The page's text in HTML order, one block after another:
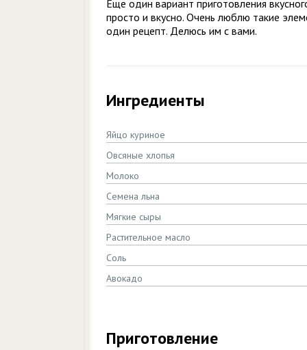
Еще один вариант приготовления
просто и вкусно. Очень люблю такие
один рецепт. Делюсь им с вами.
Ингредиенты
Яйцо куриное
Овсяные хлопья
Молоко
Семена льна
Мягкие сыры
Растительное масло
Соль
Авокадо
Приготовление